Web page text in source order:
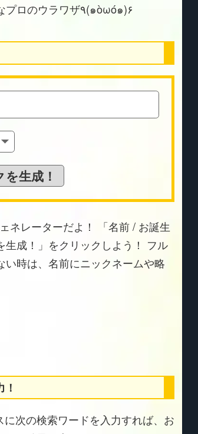
お誕生日を追い駆けるのに超便利なプロのウラワザ٩(๑òωó๑)۶
ネレーターだよ！ 「名前 / お誕生
成！」をクリックしよう！ フル
時は、名前にニックネームや略
に次の検索ワードを入力すれば、お